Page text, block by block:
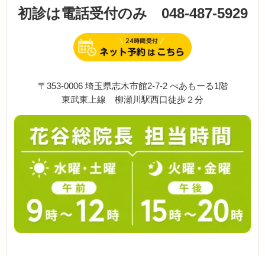
初診は電話受付のみ 048-487-5929
〒353-0006 埼玉県志木市館2-7-2 ぺあもーる1階
東武東上線 柳瀬川駅西口徒歩２分